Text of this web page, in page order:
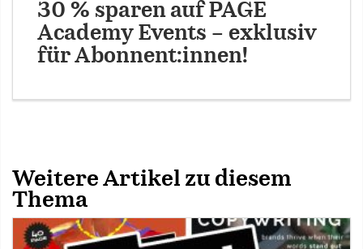
30 % sparen auf PAGE
Academy Events – exklusiv
für Abonnent:innen!
Weitere Artikel zu diesem
Thema